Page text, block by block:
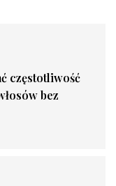
częstotliwość
bez